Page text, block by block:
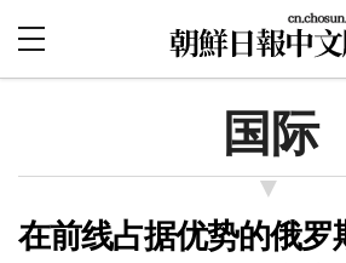
国际
在前线占据优势的俄罗